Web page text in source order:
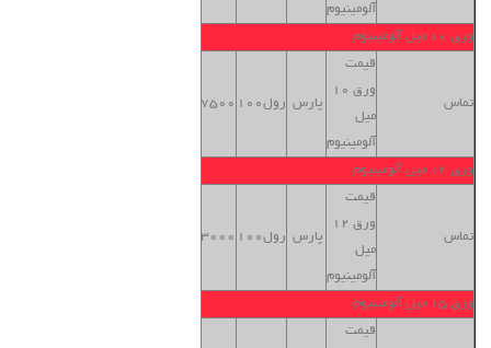
آلومینیوم
ورق 10 میل آلومینیوم
تماس
قیمت
ورق 10
میل
آلومینیوم
پارس رول100 27500
ورق 12 میل آلومینیوم
تماس
قیمت
ورق 12
میل
آلومینیوم
پارس رول100 33000
ورق 15 میل آلومینیوم
قیمت